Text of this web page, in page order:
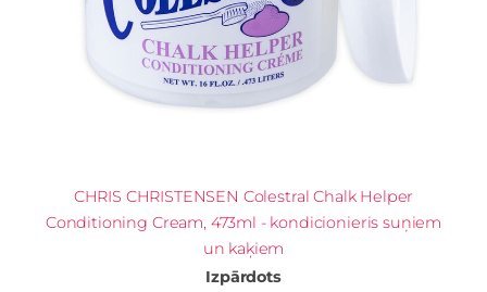
CHRIS CHRISTENSEN Colestral Chalk Helper
Conditioning Cream, 473ml - kondicionieris suņiem
un kaķiem
Izpārdots